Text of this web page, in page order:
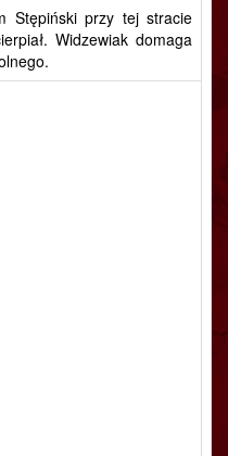
Stępiński przy tej stracie
Widzewiak domaga